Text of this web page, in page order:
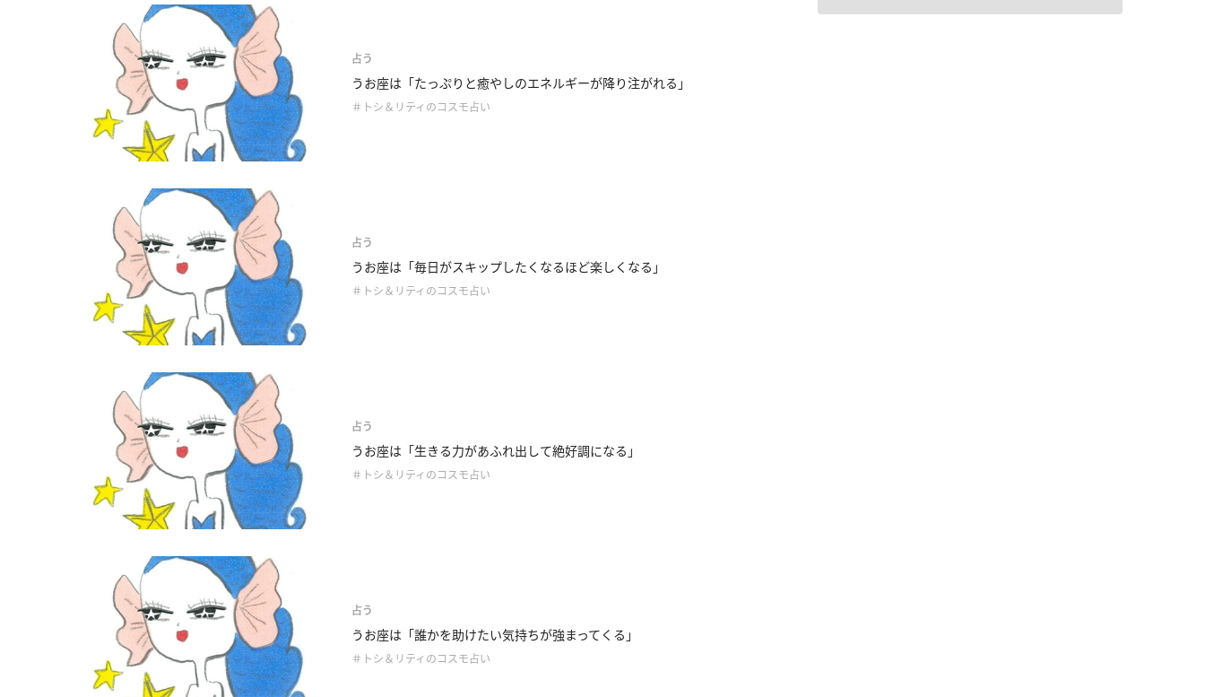
占う
うお座は「たっぷりと癒やしのエネルギーが降り注がれる」
＃トシ＆リティのコスモ占い
占う
うお座は「毎日がスキップしたくなるほど楽しくなる」
＃トシ＆リティのコスモ占い
占う
うお座は「生きる力があふれ出して絶好調になる」
＃トシ＆リティのコスモ占い
占う
うお座は「誰かを助けたい気持ちが強まってくる」
＃トシ＆リティのコスモ占い